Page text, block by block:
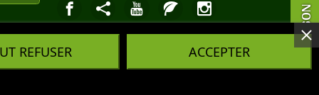
NOS BOUTIQUES
REFUSER ACCEPTER
réalisé par :